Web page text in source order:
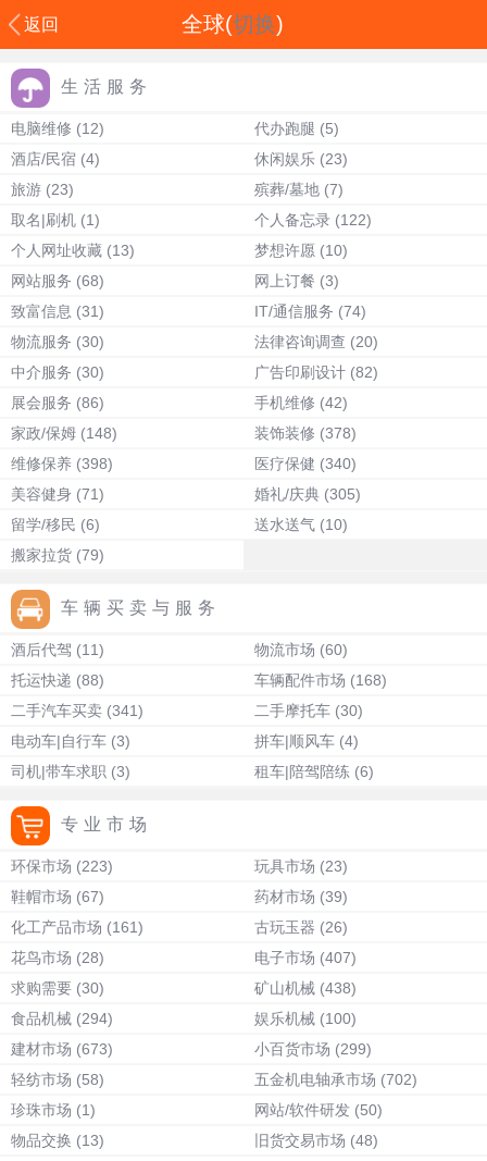
返回 全球(切换)
生活服务
电脑维修 (12) 代办跑腿 (5)
酒店/民宿 (4) 休闲娱乐 (23)
旅游 (23) 殡葬/墓地 (7)
取名|刷机 (1) 个人备忘录 (122)
个人网址收藏 (13) 梦想许愿 (10)
网站服务 (68) 网上订餐 (3)
致富信息 (31) IT/通信服务 (74)
物流服务 (30) 法律咨询调查 (20)
中介服务 (30) 广告印刷设计 (82)
展会服务 (86) 手机维修 (42)
家政/保姆 (148) 装饰装修 (378)
维修保养 (398) 医疗保健 (340)
美容健身 (71) 婚礼/庆典 (305)
留学/移民 (6) 送水送气 (10)
搬家拉货 (79)
车辆买卖与服务
酒后代驾 (11) 物流市场 (60)
托运快递 (88) 车辆配件市场 (168)
二手汽车买卖 (341) 二手摩托车 (30)
电动车|自行车 (3) 拼车|顺风车 (4)
司机|带车求职 (3) 租车|陪驾陪练 (6)
专业市场
环保市场 (223) 玩具市场 (23)
鞋帽市场 (67) 药材市场 (39)
化工产品市场 (161) 古玩玉器 (26)
花鸟市场 (28) 电子市场 (407)
求购需要 (30) 矿山机械 (438)
食品机械 (294) 娱乐机械 (100)
建材市场 (673) 小百货市场 (299)
轻纺市场 (58) 五金机电轴承市场 (702)
珍珠市场 (1) 网站/软件研发 (50)
物品交换 (13) 旧货交易市场 (48)